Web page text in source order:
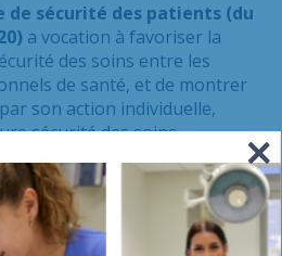
de sécurité des patients (du
a vocation à favoriser la
des soins entre les
de santé, et de montrer
son action individuelle,
sécurité des soins.
cette année était